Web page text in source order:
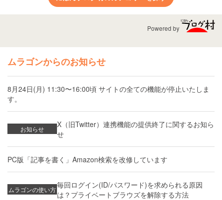
Powered by
ムラゴンからのお知らせ
8月24日(月) 11:30〜16:00頃 サイトの全ての機能が停止いたしま
す。
お知らせ
X（旧Twitter）連携機能の提供終了に関するお知ら
せ
PC版「記事を書く」Amazon検索を改修しています
ムラゴンの使い方毎回ログイン(ID/パスワード)を求められる原因
は？プライベートブラウズを解除する方法